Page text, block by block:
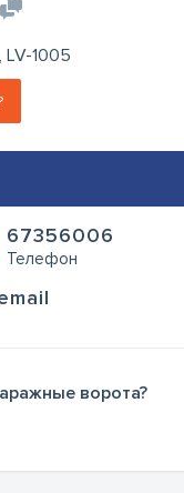
LV-1005
67356006
Телефон
ворота?